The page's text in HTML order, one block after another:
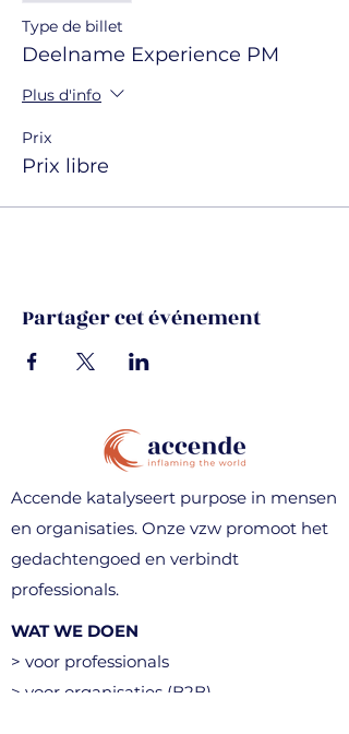
Type de billet
Deelname Experience PM
Plus d'info
Prix
Prix libre
Partager cet événement
Accende katalyseert purpose in mensen
en organisaties. Onze vzw promoot het
gedachtengoed en verbindt
professionals.
WAT WE DOEN
> voor professionals
> voor organisaties (B2B)